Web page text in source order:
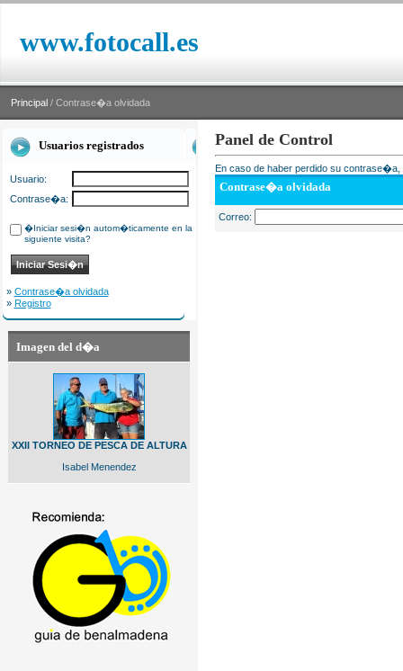
www.fotocall.es
Principal / Contrase�a olvidada
Usuarios registrados
Usuario:
Contrase�a:
�Iniciar sesi�n autom�ticamente en la
siguiente visita?
» Contrase�a olvidada
» Registro
Imagen del d�a
XXII TORNEO DE PESCA DE ALTURA
Isabel Menendez
Panel de Control
En caso de haber perdido su
Contrase�a olvidada
Correo: